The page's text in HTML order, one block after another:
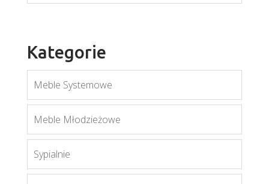
Kategorie
Meble Systemowe
Meble Młodzieżowe
Sypialnie